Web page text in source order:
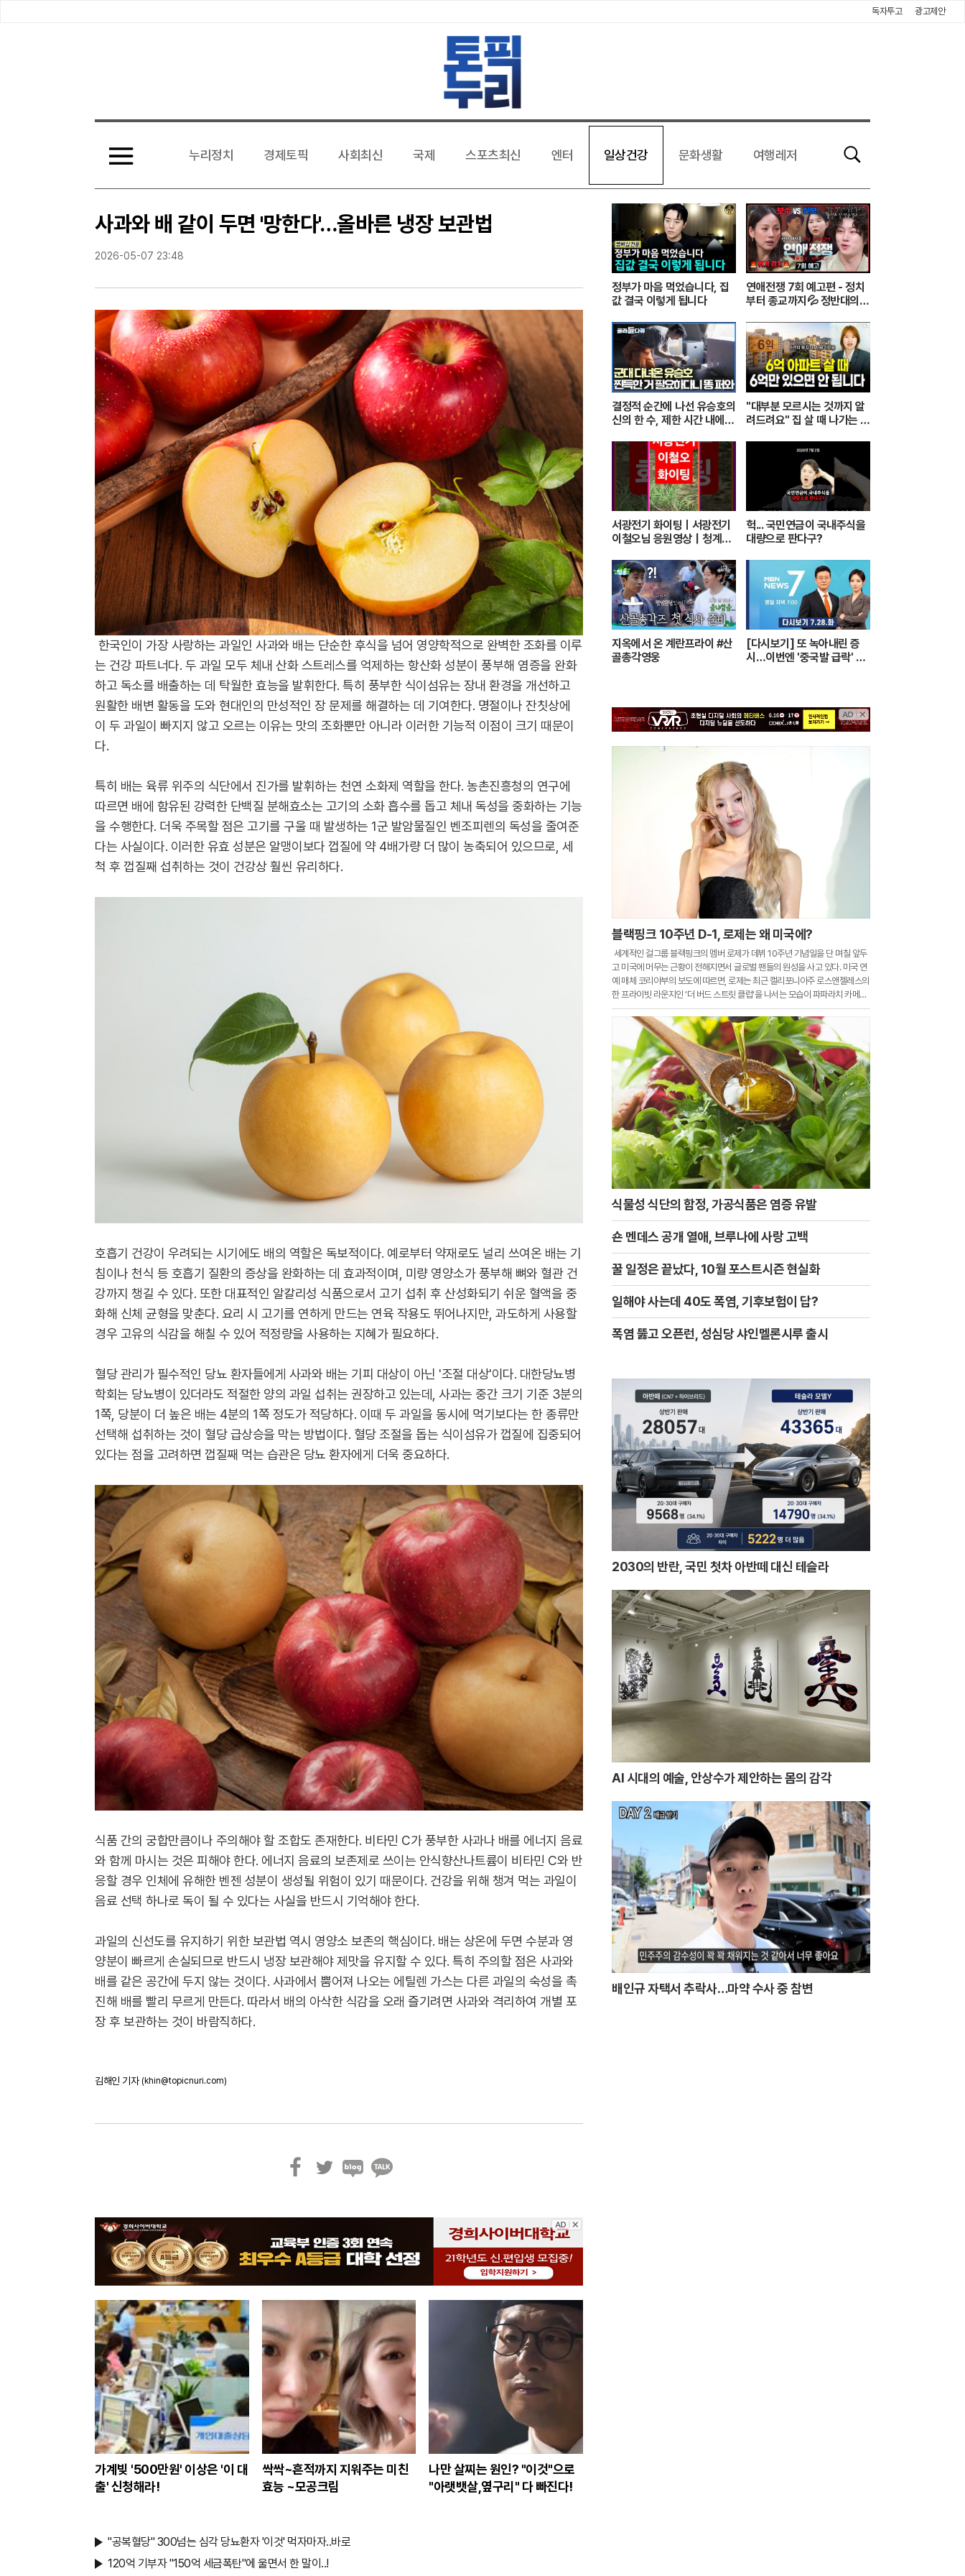
독자투고 광고제안
검
체
기
보
누리정치 경제토픽 사회최신 국제 스포츠최신 엔터 일상건강 문화생활 여행레저
사과와 배 같이 두면 '망한다'…올바른 냉장 보관법
2026-05-07 23:48
한국인이 가장 사랑하는 과일인 사과와 배는 단순한 후식을 넘어 영양학적으로 완벽한 조화를 이루
는 건강 파트너다. 두 과일 모두 체내 산화 스트레스를 억제하는 항산화 성분이 풍부해 염증을 완화
하고 독소를 배출하는 데 탁월한 효능을 발휘한다. 특히 풍부한 식이섬유는 장내 환경을 개선하고
원활한 배변 활동을 도와 현대인의 만성적인 장 문제를 해결하는 데 기여한다. 명절이나 잔칫상에
이 두 과일이 빠지지 않고 오르는 이유는 맛의 조화뿐만 아니라 이러한 기능적 이점이 크기 때문이
다.
특히 배는 육류 위주의 식단에서 진가를 발휘하는 천연 소화제 역할을 한다. 농촌진흥청의 연구에
따르면 배에 함유된 강력한 단백질 분해효소는 고기의 소화 흡수를 돕고 체내 독성을 중화하는 기능
을 수행한다. 더욱 주목할 점은 고기를 구울 때 발생하는 1군 발암물질인 벤조피렌의 독성을 줄여준
다는 사실이다. 이러한 유효 성분은 알맹이보다 껍질에 약 4배가량 더 많이 농축되어 있으므로, 세
척 후 껍질째 섭취하는 것이 건강상 훨씬 유리하다.
호흡기 건강이 우려되는 시기에도 배의 역할은 독보적이다. 예로부터 약재로도 널리 쓰여온 배는 기
침이나 천식 등 호흡기 질환의 증상을 완화하는 데 효과적이며, 미량 영양소가 풍부해 뼈와 혈관 건
강까지 챙길 수 있다. 또한 대표적인 알칼리성 식품으로서 고기 섭취 후 산성화되기 쉬운 혈액을 중
화해 신체 균형을 맞춘다. 요리 시 고기를 연하게 만드는 연육 작용도 뛰어나지만, 과도하게 사용할
경우 고유의 식감을 해칠 수 있어 적정량을 사용하는 지혜가 필요하다.
혈당 관리가 필수적인 당뇨 환자들에게 사과와 배는 기피 대상이 아닌 '조절 대상'이다. 대한당뇨병
학회는 당뇨병이 있더라도 적절한 양의 과일 섭취는 권장하고 있는데, 사과는 중간 크기 기준 3분의
1쪽, 당분이 더 높은 배는 4분의 1쪽 정도가 적당하다. 이때 두 과일을 동시에 먹기보다는 한 종류만
선택해 섭취하는 것이 혈당 급상승을 막는 방법이다. 혈당 조절을 돕는 식이섬유가 껍질에 집중되어
있다는 점을 고려하면 껍질째 먹는 습관은 당뇨 환자에게 더욱 중요하다.
식품 간의 궁합만큼이나 주의해야 할 조합도 존재한다. 비타민 C가 풍부한 사과나 배를 에너지 음료
와 함께 마시는 것은 피해야 한다. 에너지 음료의 보존제로 쓰이는 안식향산나트륨이 비타민 C와 반
응할 경우 인체에 유해한 벤젠 성분이 생성될 위험이 있기 때문이다. 건강을 위해 챙겨 먹는 과일이
음료 선택 하나로 독이 될 수 있다는 사실을 반드시 기억해야 한다.
과일의 신선도를 유지하기 위한 보관법 역시 영양소 보존의 핵심이다. 배는 상온에 두면 수분과 영
양분이 빠르게 손실되므로 반드시 냉장 보관해야 제맛을 유지할 수 있다. 특히 주의할 점은 사과와
배를 같은 공간에 두지 않는 것이다. 사과에서 뿜어져 나오는 에틸렌 가스는 다른 과일의 숙성을 촉
진해 배를 빨리 무르게 만든다. 따라서 배의 아삭한 식감을 오래 즐기려면 사과와 격리하여 개별 포
장 후 보관하는 것이 바람직하다.
김해인 기자 (khin@topicnuri.com)
북
톡
가계빚 '500만원' 이상은 '이 대
출' 신청해라!
싹싹~흔적까지 지워주는 미친
효능 ~모공크림
나만 살찌는 원인? "이것"으로
"아랫뱃살,옆구리" 다 빠진다!
"공복혈당" 300넘는 심각 당뇨환자 '이것' 먹자마자..바로
120억 기부자 "150억 세금폭탄"에 울면서 한 말이..!
정부가 마음 먹었습니다, 집
값 결국 이렇게 됩니다
연애전쟁 7회 예고편 - 정치
부터 종교까지💦 정반대의
결정적 순간에 나선 유승호의
신의 한 수, 제한 시간 내에
최후의 인류｜#골라듄다큐
"대부분 모르시는 것까지 알
려드려요" 집 살 때 나가는 돈
부동산 기초)
서광전기 화이팅ㅣ서광전기
이철오님 응원영상｜청계천
헉... 국민연금이 국내주식을
대량으로 판다구?
지옥에서 온 계란프라이 #산
골총각영웅
[다시보기] 또 녹아내린 증
시…이번엔 '중국발 급락' 한
블랙핑크 10주년 D-1, 로제는 왜 미국에?
세계적인 걸그룹 블랙핑크의 멤버 로제가 데뷔 10주년 기념일을 단 며칠 앞두
고 미국에 머무는 근황이 전해지면서 글로벌 팬들의 원성을 사고 있다. 미국 연
예 매체 코리아부의 보도에 따르면, 로제는 최근 캘리포니아주 로스앤젤레스의
한 프라이빗 라운지인 '더 버드 스트릿 클럽'을 나서는 모습이 파파라치 카메라
에 포착
식물성 식단의 함정, 가공식품은 염증 유발
숀 멘데스 공개 열애, 브루나에 사랑 고백
꿀 일정은 끝났다, 10월 포스트시즌 현실화
일해야 사는데 40도 폭염, 기후보험이 답?
폭염 뚫고 오픈런, 성심당 샤인멜론시루 출시
2030의 반란, 국민 첫차 아반떼 대신 테슬라
AI 시대의 예술, 안상수가 제안하는 몸의 감각
배인규 자택서 추락사…마약 수사 중 참변